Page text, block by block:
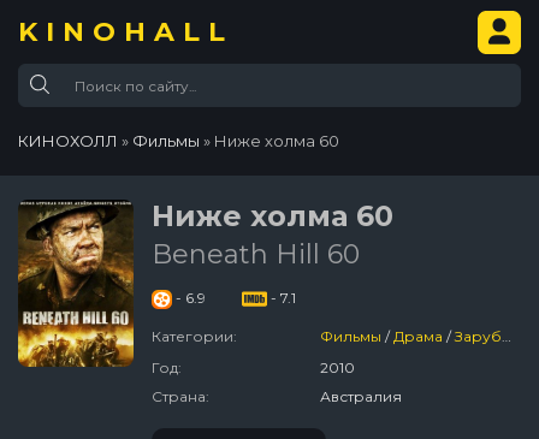
KINOHALL
КИНОХОЛЛ » Фильмы » Ниже холма 60
Ниже холма 60
Beneath Hill 60
- 6.9 - 7.1
Категории: Фильмы /Драма /Зарубежный
Год:
2010
Страна:
Австралия